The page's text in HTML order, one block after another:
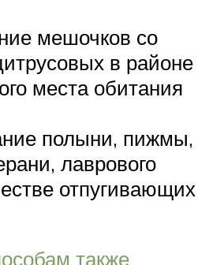
мешочков со
в районе
места обитания
полыни, пижмы,
лаврового
отпугивающих
также